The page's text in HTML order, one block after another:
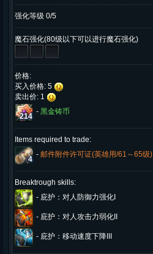
强化等级 0/5
魔石强化(80级以下可以进行魔石强化)
价格:
买入价格: 5
卖出价: 1
214
- 黑金铸币
Items required to trade:
4
- 邮件附件许可证(英雄用/61～65级)
Breaktrough skills:
- 庇护：对人防御力强化I
- 庇护：对人攻击力弱化II
- 庇护：移动速度下降III